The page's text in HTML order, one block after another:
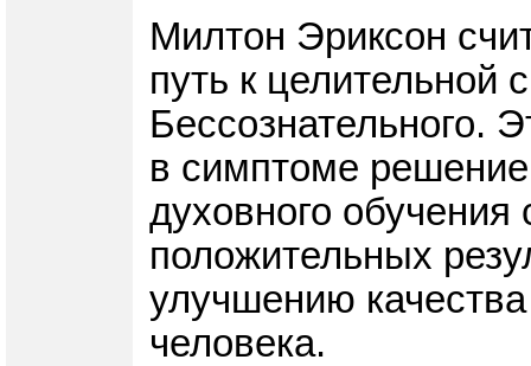
Милтон Эриксон
путь к целительной
Бессознательного.
в симптоме решение
духовного
положительных
улучшению
человека.